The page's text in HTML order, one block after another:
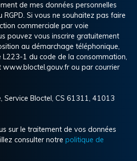
de mes données personnelles
Si vous ne souhaitez pas faire
commerciale par voie
pouvez vous inscrire gratuitement
au démarchage téléphonique,
L223-1 du code de la consommation,
www.bloctel.gouv.fr ou par courrier
Service Bloctel, CS 61311, 41013
sur le traitement de vos données
consulter notre politique de